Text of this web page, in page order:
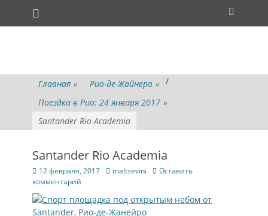
Основное меню
Главная » Рио-де-Жайнеро » /
Поездка в Рио: 24 января 2017 »
Santander Rio Academia
Santander Rio Academia
Опубликовано
12 февраля, 2017 Автор
maltsevini
Оставить
комментарий